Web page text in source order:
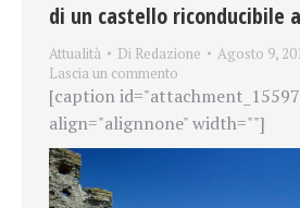
di un castello riconducibile
Attualità Di Redazione
Agosto 9,
Lascia un commento
[caption
align="alignnone" width=""]